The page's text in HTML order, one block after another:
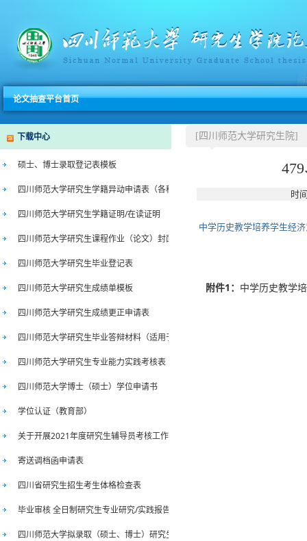
论文抽查平台首页
下载中心
硕士、博士录取登记表模板
四川师范大学研究生学籍异动申请表（各种类型）
四川师范大学研究生学籍证明/在读证明
四川师范大学研究生课程作业（论文）封面
四川师范大学研究生毕业登记表
四川师范大学研究生成绩单模板
四川师范大学研究生成绩更正申请表
四川师范大学研究生毕业答辩材料（适用于单独申请毕业证）
四川师范大学研究生专业能力实践考核表
四川师范大学博士（硕士）学位申请书
学位认证（教育部）
关于开展2021年度研究生辅导员考核工作的通知
寄送调档函申请表
四川省研究生招生考生体格检查表
毕业审核 全日制研究生专业研究/实践报告
四川师范大学拟录取（硕士、博士）研究生档案审查意见表
[四川师范大学研究生院]
时
中学历史教学培养学生经
附件1： 中学历史教学